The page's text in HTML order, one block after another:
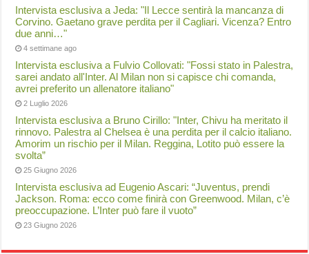
Intervista esclusiva a Jeda: "Il Lecce sentirà la mancanza di
Corvino. Gaetano grave perdita per il Cagliari. Vicenza? Entro
due anni…"
4 settimane ago
Intervista esclusiva a Fulvio Collovati: "Fossi stato in Palestra,
sarei andato all'Inter. Al Milan non si capisce chi comanda,
avrei preferito un allenatore italiano"
2 Luglio 2026
Intervista esclusiva a Bruno Cirillo: "Inter, Chivu ha meritato il
rinnovo. Palestra al Chelsea è una perdita per il calcio italiano.
Amorim un rischio per il Milan. Reggina, Lotito può essere la
svolta”
25 Giugno 2026
Intervista esclusiva ad Eugenio Ascari: “Juventus, prendi
Jackson. Roma: ecco come finirà con Greenwood. Milan, c’è
preoccupazione. L’Inter può fare il vuoto”
23 Giugno 2026